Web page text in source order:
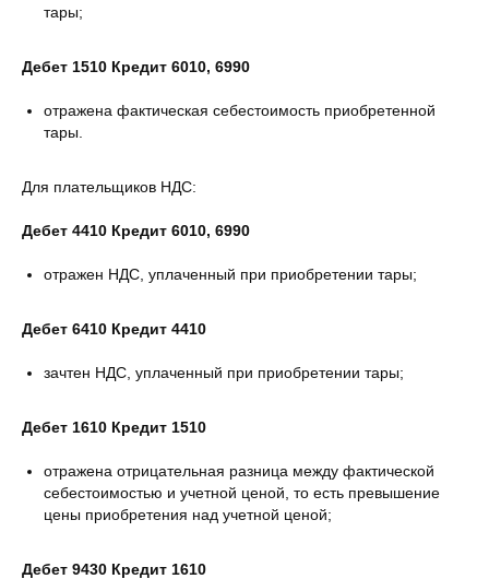
тары;
Дебет 1510 Кредит 6010, 6990
отражена фактическая себестоимость приобретенной
тары.
Для плательщиков НДС:
Дебет 4410 Кредит 6010, 6990
отражен НДС, уплаченный при приобретении тары;
Дебет 6410 Кредит 4410
зачтен НДС, уплаченный при приобретении тары;
Дебет 1610 Кредит 1510
отражена отрицательная разница между фактической
себестоимостью и учетной ценой, то есть превышение
цены приобретения над учетной ценой;
Дебет 9430 Кредит 1610